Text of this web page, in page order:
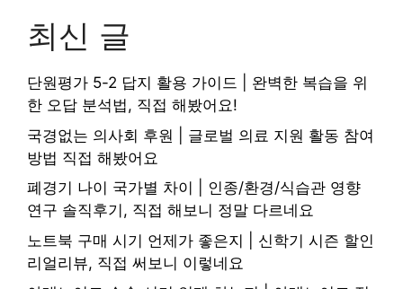
최신 글
단원평가 5-2 답지 활용 가이드 | 완벽한 복습을 위
한 오답 분석법, 직접 해봤어요!
국경없는 의사회 후원 | 글로벌 의료 지원 활동 참여
방법 직접 해봤어요
폐경기 나이 국가별 차이 | 인종/환경/식습관 영향
연구 솔직후기, 직접 해보니 정말 다르네요
노트북 구매 시기 언제가 좋은지 | 신학기 시즌 할인
리얼리뷰, 직접 써보니 이렇네요